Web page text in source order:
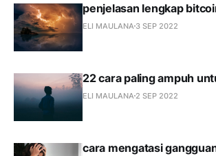
penjelasan lengkap
ELI MAULANA 3 SEP 2022
22 cara paling ampuh
ELI MAULANA 2 SEP 2022
cara mengatasi